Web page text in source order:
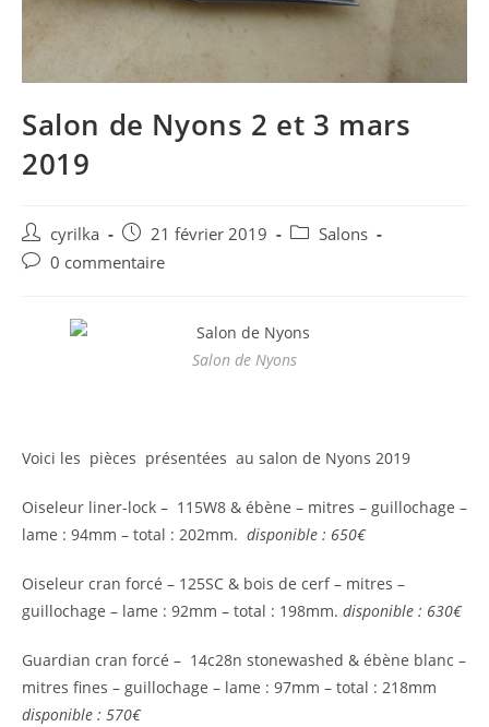
Salon de Nyons 2 et 3 mars
2019
Post
author:
cyrilka
Post
published:
21 février 2019
PostSalons
Post0 commentaire
Salon de Nyons
Voici les pièces présentées au salon de Nyons 2019
Oiseleur liner-lock – 115W8 & ébène – mitres – guillochage –
lame : 94mm – total : 202mm. disponible : 650€
Oiseleur cran forcé – 125SC & bois de cerf – mitres –
guillochage – lame : 92mm – total : 198mm. disponible : 630€
Guardian cran forcé – 14c28n stonewashed & ébène blanc –
mitres fines – guillochage – lame : 97mm – total : 218mm
disponible : 570€